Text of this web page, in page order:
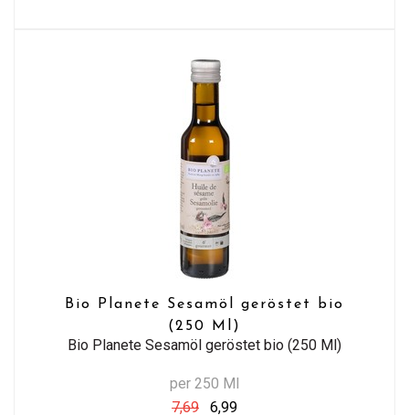
Bio Planete Sesamöl geröstet bio
(250 Ml)
Bio Planete Sesamöl geröstet bio (250 Ml)
per 250 Ml
7,69
6,99